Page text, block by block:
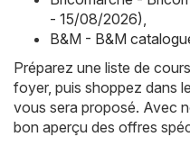
- 15/08/2026),
B&M - B&M
Préparez une liste de
foyer, puis shoppez dans
vous sera proposé. Avec
bon aperçu des offres